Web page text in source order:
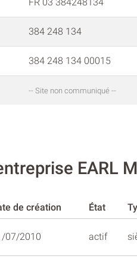
384 248 134
384 248 134 00015
-- Site non communiqué --
EARL
de création État
07/2010 actif